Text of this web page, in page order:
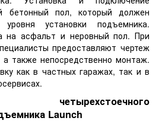
бетонный пол, который должен
установки подъемника.
на асфальт и неровный пол. При
предоставляют чертеж
а также непосредственно монтаж.
как в частных гаражах, так и в
четырехстоечного
Launch